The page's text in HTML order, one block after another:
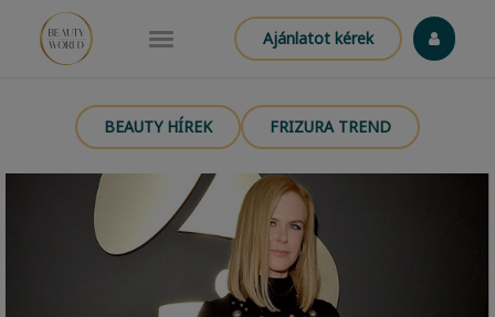
Ajánlatot kérek
BEAUTY HÍREK FRIZURA TREND